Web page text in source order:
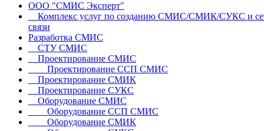
ООО "СМИС Эксперт"
Комплекс услуг по созданию СМИС/СМИК/СУКС и
связи
Разработка СМИС
СТУ СМИС
Проектирование СМИС
Проектирование ССП СМИС
Проектирование СМИК
Проектирование СУКС
Оборудование СМИС
Оборудование ССП СМИС
Оборудование СМИК